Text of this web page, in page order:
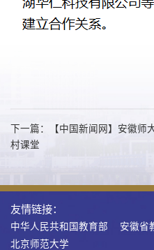
下一篇：【中国新闻网】安徽师
村课堂
友情链接：
中华人民共和国教育部 安徽省
北京师范大学